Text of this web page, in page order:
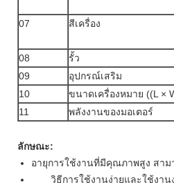
07
สีเครื่อง
08
รั้ว
09
อุปกรณ์เสริม
10
ขนาดเครื่องหมาย ((L ×
11
พลังงานของมอเตอร์
ลักษณะ:
อายุการใช้งานที่มีคุณภาพสูง สาม
วิธีการใช้งานง่ายและใช้งา